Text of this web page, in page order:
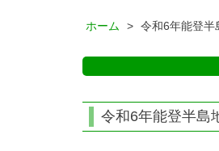
ホーム 令和6年能登半
令和6年能登半島